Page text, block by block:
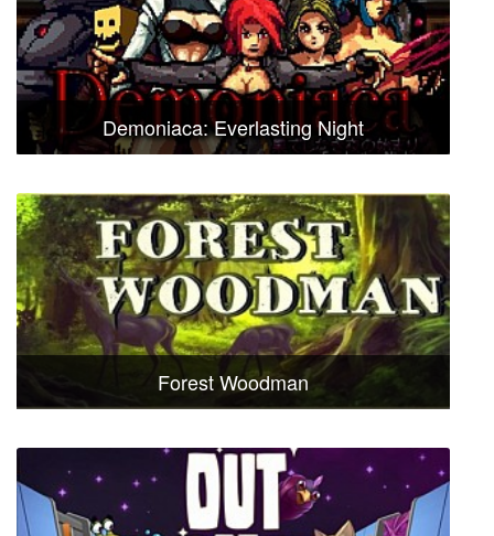
Demoniaca: Everlasting Night
Forest Woodman